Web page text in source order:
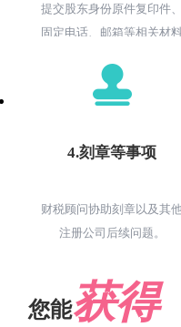
提交股东身份原件复印件
固定电话、邮箱等相关材
4.刻章等事项
财税顾问协助刻章以及其
注册公司后续问题。
您能获得